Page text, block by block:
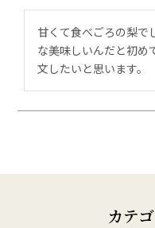
甘くて食べごろの梨で
な美味しいんだと初め
文したいと思います。
カテ